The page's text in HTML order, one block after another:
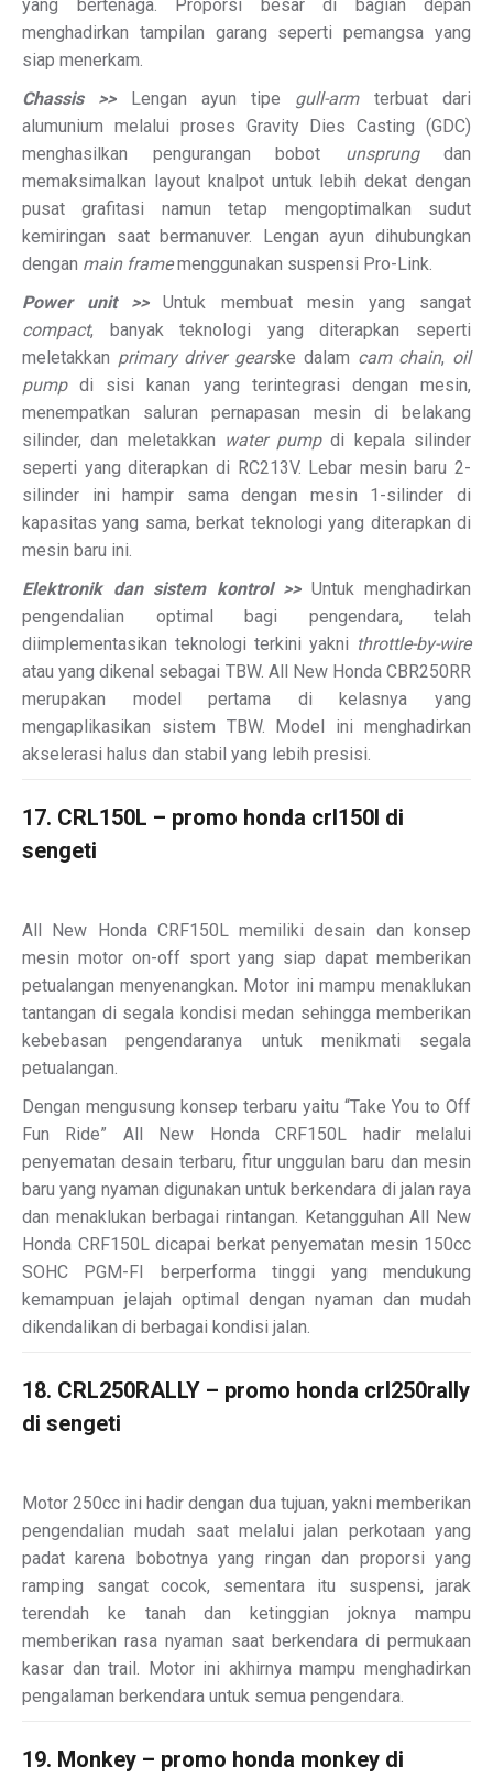
yang bertenaga. Proporsi besar di bagian depan
menghadirkan tampilan garang seperti pemangsa yang
siap menerkam.
Chassis >> Lengan ayun tipe gull-armterbuat dari
alumunium melalui proses Gravity Dies Casting (GDC)
menghasilkan pengurangan bobot unsprungdan
memaksimalkan layout knalpot untuk lebih dekat dengan
pusat grafitasi namun tetap mengoptimalkan sudut
kemiringan saat bermanuver. Lengan ayun dihubungkan
dengan main framemenggunakan suspensi Pro-Link.
Power unit >>Untuk membuat mesin yang sangat
compact, banyak teknologi yang diterapkan seperti
meletakkan primary driver gearske dalam cam chain, oil
pumpdi sisi kanan yang terintegrasi dengan mesin,
menempatkan saluran pernapasan mesin di belakang
silinder, dan meletakkan water pumpdi kepala silinder
seperti yang diterapkan di RC213V. Lebar mesin baru 2-
silinder ini hampir sama dengan mesin 1-silinder di
kapasitas yang sama, berkat teknologi yang diterapkan di
mesin baru ini.
Elektronik dan sistem kontrol >> Untuk menghadirkan
pengendalian optimal bagi pengendara, telah
diimplementasikan teknologi terkini yakni throttle-by-wire
atau yang dikenal sebagai TBW. All New Honda CBR250RR
merupakan model pertama di kelasnya yang
mengaplikasikan sistem TBW. Model ini menghadirkan
akselerasi halus dan stabil yang lebih presisi.
17. CRL150L – promo honda crl150l di
sengeti
All New Honda CRF150L memiliki desain dan konsep
mesin motor on-off sport yang siap dapat memberikan
petualangan menyenangkan. Motor ini mampu menaklukan
tantangan di segala kondisi medan sehingga memberikan
kebebasan pengendaranya untuk menikmati segala
petualangan.
Dengan mengusung konsep terbaru yaitu “Take You to Off
Fun Ride” All New Honda CRF150L hadir melalui
penyematan desain terbaru, fitur unggulan baru dan mesin
baru yang nyaman digunakan untuk berkendara di jalan raya
dan menaklukan berbagai rintangan. Ketangguhan All New
Honda CRF150L dicapai berkat penyematan mesin 150cc
SOHC PGM-FI berperforma tinggi yang mendukung
kemampuan jelajah optimal dengan nyaman dan mudah
dikendalikan di berbagai kondisi jalan.
18. CRL250RALLY – promo honda crl250rally
di sengeti
Motor 250cc ini hadir dengan dua tujuan, yakni memberikan
pengendalian mudah saat melalui jalan perkotaan yang
padat karena bobotnya yang ringan dan proporsi yang
ramping sangat cocok, sementara itu suspensi, jarak
terendah ke tanah dan ketinggian joknya mampu
memberikan rasa nyaman saat berkendara di permukaan
kasar dan trail. Motor ini akhirnya mampu menghadirkan
pengalaman berkendara untuk semua pengendara.
19. Monkey – promo honda monkey di